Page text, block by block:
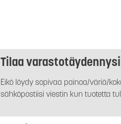
Tilaa
Eikö löydy sopivaa painoa/väriä/
sähköpostiisi viestin kun tuotetta